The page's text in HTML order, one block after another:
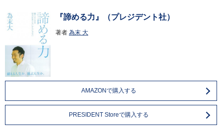
『諦める力』（プレジデント社）
著者 為末 大
AMAZONで購入する
PRESIDENT Storeで購入する